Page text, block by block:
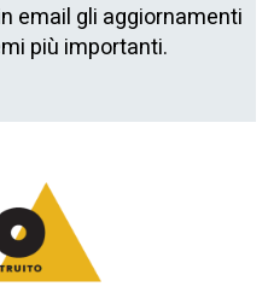
email gli aggiornamenti
più importanti.